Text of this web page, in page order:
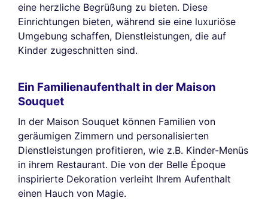
eine herzliche Begrüßung zu bieten. Diese
Einrichtungen bieten, während sie eine luxuriöse
Umgebung schaffen, Dienstleistungen, die auf
Kinder zugeschnitten sind.
Ein Familienaufenthalt in der Maison
Souquet
In der Maison Souquet können Familien von
geräumigen Zimmern und personalisierten
Dienstleistungen profitieren, wie z.B. Kinder-Menüs
in ihrem Restaurant. Die von der Belle Époque
inspirierte Dekoration verleiht Ihrem Aufenthalt
einen Hauch von Magie.